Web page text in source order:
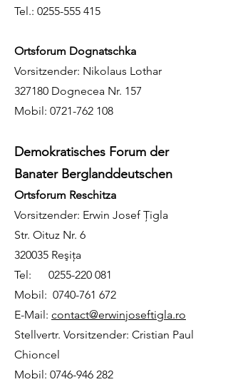
Tel.: 0255-555 415
Ortsforum Dognatschka
Vorsitzender: Nikolaus Lothar
327180 Dognecea Nr. 157
Mobil: 0721-762 108
Demokratisches Forum der
Banater Berglanddeutschen
Ortsforum Reschitza
Vorsitzender: Erwin Josef Ţigla
Str. Oituz Nr. 6
320035 Reşiţa
Tel: 0255-220 081
Mobil: 0740-761 672
E-Mail: contact@erwinjoseftigla.ro
Stellvertr. Vorsitzender: Cristian Paul
Chioncel
Mobil: 0746-946 282